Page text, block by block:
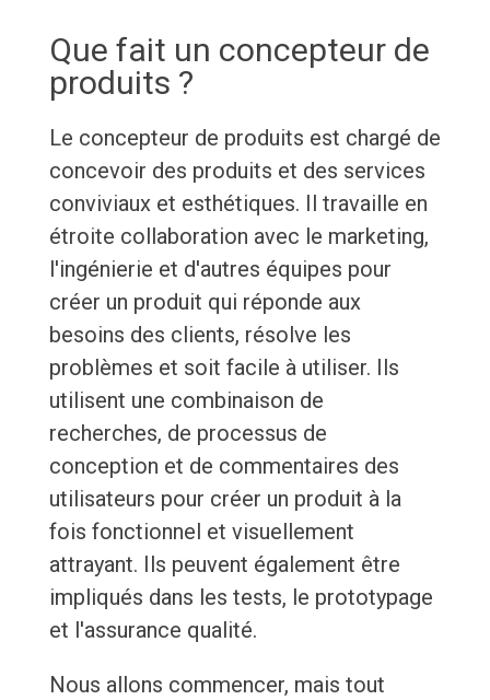
Que fait un concepteur de
produits ?
Le concepteur de produits est chargé de
concevoir des produits et des services
conviviaux et esthétiques. Il travaille en
étroite collaboration avec le marketing,
l'ingénierie et d'autres équipes pour
créer un produit qui réponde aux
besoins des clients, résolve les
problèmes et soit facile à utiliser. Ils
utilisent une combinaison de
recherches, de processus de
conception et de commentaires des
utilisateurs pour créer un produit à la
fois fonctionnel et visuellement
attrayant. Ils peuvent également être
impliqués dans les tests, le prototypage
et l'assurance qualité.
Nous allons commencer, mais tout